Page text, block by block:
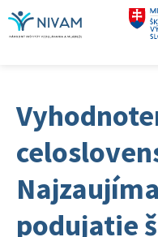
podujatie